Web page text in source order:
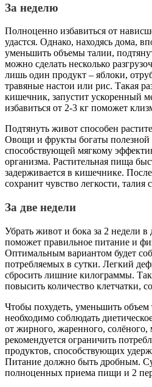
За неделю
Полноценно избавиться от
удастся. Однако, находясь дома,
уменьшить объемы талии,
можно сделать несколько
лишь один продукт – яблоки,
травяные настои или рис. Такая
кишечник, запустит ускоренный
избавиться от 2-3 кг поможет
Подтянуть живот способен
Овощи и фрукты богаты полезной
способствующей мягкому
организма. Растительная пища
задерживается в кишечнике.
сохранит чувство легкости, талия
За две недели
Убрать живот и бока за 2 недели
поможет правильное питание и
Оптимальным вариантом будет
потребляемых в сутки. Легкий
сбросить лишние килограммы.
повысить количество клетчатки,
Чтобы похудеть, уменьшить объем
необходимо соблюдать
от жирного, жаренного,
рекомендуется ограничить
продуктов, способствующих
Питание должно быть дробным.
полноценных приема пищи и 2